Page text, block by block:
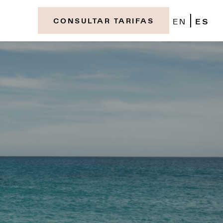
CONSULTAR TARIFAS EN ES